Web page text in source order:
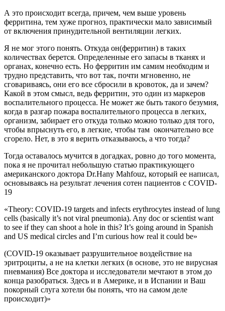
А это происходит всегда, причем, чем выше уровень
ферритина, тем хуже прогноз, практически мало зависимый
от включения принудительной вентиляции легких.
Я не мог этого понять. Откуда он(ферритин) в таких
количествах берется. Определенные его запасы в тканях и
органах, конечно есть. Но ферритин им самим необходим и
трудно представить, что вот так, почти мгновенно, не
сговариваясь, они его все сбросили в кровоток, да и зачем?
Какой в этом смысл, ведь ферритин, это один из маркеров
воспалительного процесса. Не может же быть такого безумия,
когда в разгар пожара воспалительного процесса в легких,
организм, забирает его откуда только можно только для того,
чтобы впрыснуть его, в легкие, чтобы там окончательно все
сгорело. Нет, в это я верить отказываюсь, а что тогда?
Тогда оставалось мучится в догадках, ровно до того момента,
пока я не прочитал небольшую статью практикующего
американского доктора Dr.Hany Mahfouz, который ее написал,
основываясь на результат лечения сотен пациентов с COVID-
19
«Theory: COVID-19 targets and infects erythrocytes instead of lung
cells (basically it’s not viral pneumonia). Any doc or scientist want
to see if they can shoot a hole in this? It’s going around in Spanish
and US medical circles and I’m curious how real it could be»
(COVID-19 оказывает разрушительное воздействие на
эритроциты, а не на клетки легких (в основе, это не вирусная
пневмания) Все доктора и исследователи мечтают в этом до
конца разобраться. Здесь и в Америке, и в Испании и Ваш
покорный слуга хотели бы понять, что на самом деле
происходит)»